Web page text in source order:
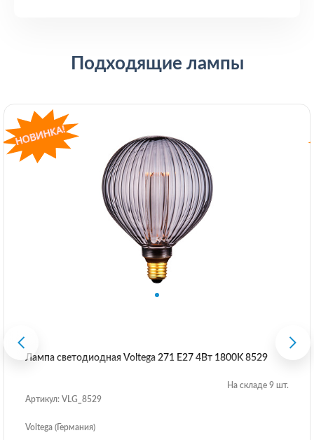
Подходящие лампы
Лампа светодиодная Voltega 271 E27 4Вт 1800K 8529
На складе 9 шт.
Артикул: VLG_8529
Voltega (Германия)